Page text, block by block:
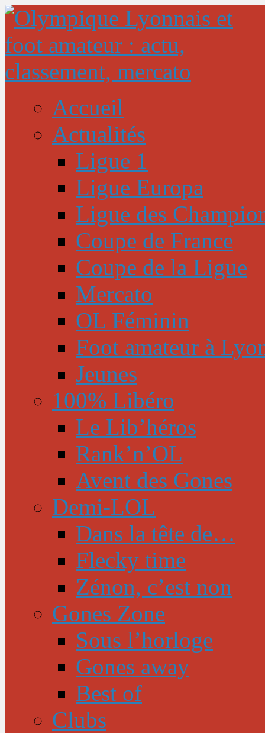
Accueil
Actualités
Ligue 1
Ligue Europa
Ligue des
Coupe de France
Coupe de la Ligue
Mercato
OL Féminin
Foot amateur à
Jeunes
100% Libéro
Le Lib’héros
Rank’n’OL
Avent des Gones
Demi-LOL
Dans la tête de…
Flecky time
Zénon, c’est non
Gones Zone
Sous l’horloge
Gones away
Best of
Clubs